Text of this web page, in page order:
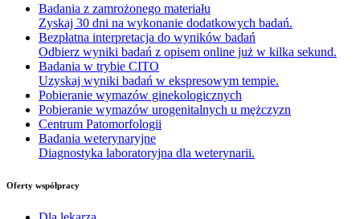
Badania z zamrożonego materiału
Zyskaj 30 dni na wykonanie dodatkowych badań.
Bezpłatna interpretacja do wyników badań
Odbierz wyniki badań z opisem online już w kilka sekund.
Badania w trybie CITO
Uzyskaj wyniki badań w ekspresowym tempie.
Pobieranie wymazów ginekologicznych
Pobieranie wymazów urogenitalnych u mężczyzn
Centrum Patomorfologii
Badania weterynaryjne
Diagnostyka laboratoryjna dla weterynarii.
Oferty współpracy